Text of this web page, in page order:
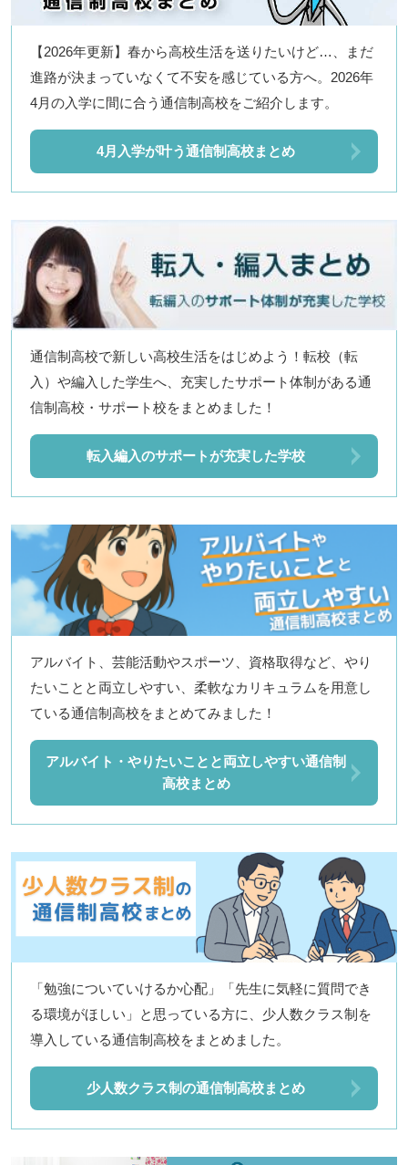
【2026年更新】春から高校生活を送りたいけど…、まだ
進路が決まっていなくて不安を感じている方へ。2026年
4月の入学に間に合う通信制高校をご紹介します。
4月入学が叶う通信制高校まとめ
通信制高校で新しい高校生活をはじめよう！転校（転
入）や編入した学生へ、充実したサポート体制がある通
信制高校・サポート校をまとめました！
転入編入のサポートが充実した学校
アルバイト、芸能活動やスポーツ、資格取得など、やり
たいことと両立しやすい、柔軟なカリキュラムを用意し
ている通信制高校をまとめてみました！
アルバイト・やりたいことと両立しやすい通信制
高校まとめ
「勉強についていけるか心配」「先生に気軽に質問でき
る環境がほしい」と思っている方に、少人数クラス制を
導入している通信制高校をまとめました。
少人数クラス制の通信制高校まとめ